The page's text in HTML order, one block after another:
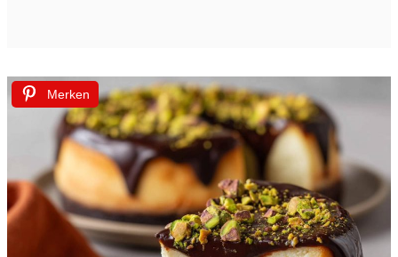
Merken